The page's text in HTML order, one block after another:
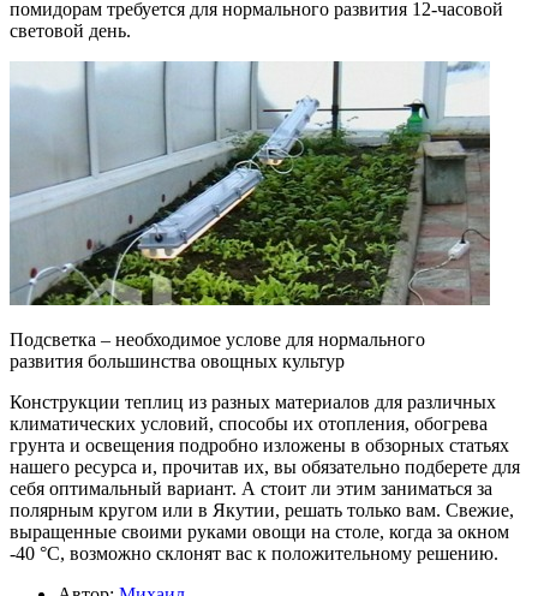
помидорам требуется для нормального развития 12-часовой
световой день.
Подсветка – необходимое услове для нормального
развития большинства овощных культур
Конструкции теплиц из разных материалов для различных
климатических условий, способы их отопления, обогрева
грунта и освещения подробно изложены в обзорных статьях
нашего ресурса и, прочитав их, вы обязательно подберете для
себя оптимальный вариант. А стоит ли этим заниматься за
полярным кругом или в Якутии, решать только вам. Свежие,
выращенные своими руками овощи на столе, когда за окном
-40 °С, возможно склонят вас к положительному решению.